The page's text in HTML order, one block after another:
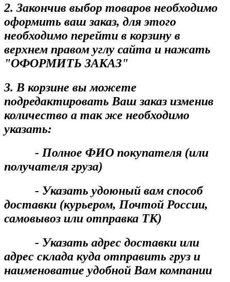
2. Закончив выбор товаров необходимо
оформить ваш заказ, для этого
необходимо перейти в корзину в
верхнем правом углу сайта и нажать
"ОФОРМИТЬ ЗАКАЗ"
3. В корзине вы можете
подредактировать Ваш заказ изменив
количество а так же необходимо
указать:
- Полное ФИО покупателя (или
получателя груза)
- Указать удоюный вам способ
доставки (курьером, Почтой России,
самовывоз или отправка ТК)
- Указать адрес доставки или
адрес склада куда отправить груз и
наименоватие удобной Вам компании